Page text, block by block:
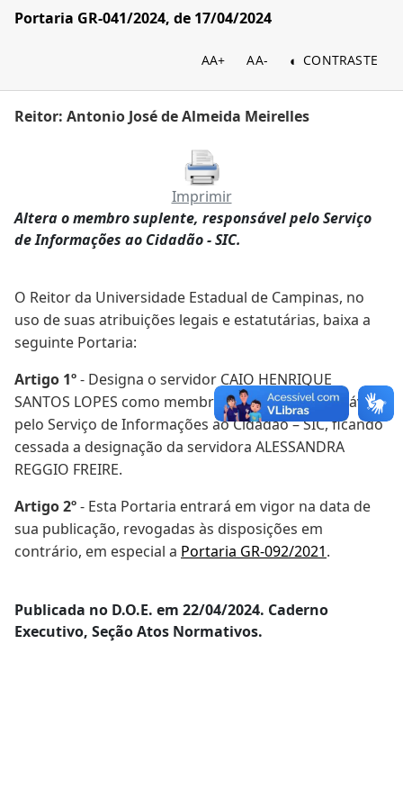
Portaria GR-041/2024, de 17/04/2024
AA+ AA- CONTRASTE
Reitor: Antonio José de Almeida Meirelles
Imprimir
Altera o membro suplente, responsável pelo Serviço
de Informações ao Cidadão - SIC.
O Reitor da Universidade Estadual de Campinas, no
uso de suas atribuições legais e estatutárias, baixa a
seguinte Portaria:
Artigo 1º- Designa o servidor CAIO HENRIQUE
SANTOS LOPES como membro suplente, responsável
pelo Serviço de Informações ao Cidadão – SIC, ficando
cessada a designação da servidora ALESSANDRA
REGGIO FREIRE.
Artigo 2º- Esta Portaria entrará em vigor na data de
sua publicação, revogadas às disposições em
contrário, em especial a Portaria GR-092/2021.
Publicada no D.O.E. em 22/04/2024. Caderno
Executivo, Seção Atos Normativos.